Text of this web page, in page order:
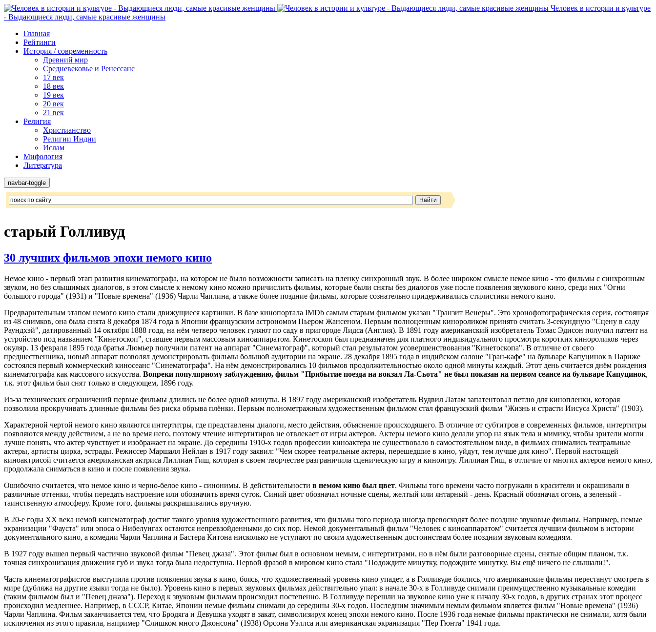
Человек в истории и культуре
- Выдающиеся люди, самые красивые женщины
Главная
Рейтинги
История / современность
Древний мир
Средневековье и Ренессанс
17 век
18 век
19 век
20 век
21 век
Религия
Христианство
Религии Индии
Ислам
Мифология
Литература
navbar-toggle
старый Голливуд
30 лучших фильмов эпохи немого кино
Немое кино - первый этап развития кинематографа, на котором не было возможности записать на пленку синхронный звук. В более широком смысле немое кино - это фильмы с синхронным
звуком, но без слышимых диалогов, в этом смысле к немому кино можно причислить фильмы, которые были сняты без диалогов уже после появления звукового кино, среди них "Огни
большого города" (1931) и "Новые времена" (1936) Чарли Чаплина, а также более поздние фильмы, которые сознательно придерживались стилистики немого кино.
Предварительным этапом немого кино стали движущиеся картинки. В базе кинопортала IMDb самым старым фильмом указан "Транзит Венеры". Это хронофотографическая серия, состоящая
из 48 снимков, она была снята 8 декабря 1874 года в Японии французским астрономом Пьером Жансеном. Первым полноценным кинороликом принято считать 3-секундную "Сцену в саду
Раундхэй", датированный 14 октября 1888 года, на нём четверо человек гуляют по саду в пригороде Лидса (Англия). В 1891 году американский изобретатель Томас Эдисон получил патент на
устройство под названием "Кинетоскоп", ставшее первым массовым киноаппаратом. Кинетоскоп был предназначен для платного индивидуального просмотра коротких кинороликов через
окуляр. 13 февраля 1895 года братья Люмьер получили патент на аппарат "Синематограф", который стал результатом усовершенствования "Кинетоскопа". В отличие от своего
предшественника, новый аппарат позволял демонстрировать фильмы большой аудитории на экране. 28 декабря 1895 года в индийском салоне "Гран-кафе" на бульваре Капуцинок в Париже
состоялся первый коммерческий киносеанс "Синематографа". На нём демонстрировались 10 фильмов продолжительностью около одной минуты каждый. Этот день считается днём рождения
кинематографа как массового искусства. Вопреки популярному заблуждению, фильм "Прибытие поезда на вокзал Ла-Сьота" не был показан на первом сеансе на бульваре Капуцинок,
т.к. этот фильм был снят только в следующем, 1896 году.
Из-за технических ограничений первые фильмы длились не более одной минуты. В 1897 году американский изобретатель Вудвил Латам запатентовал петлю для кинопленки, которая
позволила прокручивать длинные фильмы без риска обрыва плёнки. Первым полнометражным художественным фильмом стал французский фильм "Жизнь и страсти Иисуса Христа" (1903).
Характерной чертой немого кино являются интертитры, где представлены диалоги, место действия, объяснение происходящего. В отличие от субтитров в современных фильмов, интертитры
появляются между действием, а не во время него, поэтому чтение интертитиров не отвлекает от игры актеров. Актеры немого кино делали упор на язык тела и мимику, чтобы зрители могли
лучше понять, что актер чувствует и изображает на экране. До середины 1910-х годов профессии киноактера не существовало в самостоятельном виде, в фильмах снимались театральные
актеры, артисты цирка, эстрады. Режиссер Маршалл Нейлан в 1917 году заявил: "Чем скорее театральные актеры, перешедшие в кино, уйдут, тем лучше для кино". Первой настоящей
киноактрисой считается американская актриса Лиллиан Гиш, которая в своем творчестве разграничила сценическую игру и киноигру. Лиллиан Гиш, в отличие от многих актеров немого кино,
продолжала сниматься в кино и после появления звука.
Ошибочно считается, что немое кино и черно-белое кино - синонимы. В действительности в немом кино был цвет. Фильмы того времени часто погружали в красители и окрашивали в
различные оттенки, чтобы передать настроение или обозначить время суток. Синий цвет обозначал ночные сцены, желтый или янтарный - день. Красный обозначал огонь, а зеленый -
таинственную атмосферу. Кроме того, фильмы раскрашивались вручную.
В 20-е годы XX века немой кинематограф достиг такого уровня художественного развития, что фильмы того периода иногда превосходят более поздние звуковые фильмы. Например, немые
экранизации "Фауста" или эпоса о Нибелунгах остаются непревзойденными до сих пор. Немой документальный фильм "Человек с киноаппаратом" считается лучшим фильмом в истории
документального кино, а комедии Чарли Чаплина и Бастера Китона нисколько не уступают по своим художественным достоинствам более поздним звуковым комедиям.
В 1927 году вышел первый частично звуковой фильм "Певец джаза". Этот фильм был в основном немым, с интертитрами, но в нём были разговорные сцены, снятые общим планом, т.к.
точная синхронизация движения губ и звука тогда была недоступна. Первой фразой в мировом кино стала "Подождите минутку, подождите минутку. Вы ещё ничего не слышали!".
Часть кинематографистов выступила против появления звука в кино, боясь, что художественный уровень кино упадет, а в Голливуде боялись, что американские фильмы перестанут смотреть в
мире (дубляжа на другие языки тогда не было). Уровень кино в первых звуковых фильмах действительно упал: в начале 30-х в Голливуде снимали преимущественно музыкальные комедии
(таким фильмом был и "Певец джаза"). Переход к звуковым фильмам происходил постепенно. В Голливуде перешли на звуковое кино уже к началу 30-х годов, в других странах этот процесс
происходил медленнее. Например, в СССР, Китае, Японии немые фильмы снимали до середины 30-х годов. Последним значимым немым фильмом является фильм "Новые времена" (1936)
Чарли Чаплина. Фильм заканчивается тем, что Бродяга и Девушка уходят в закат, символизируя конец эпохи немого кино. После 1936 года немые фильмы практически не снимали, хотя были
исключения из этого правила, например "Слишком много Джонсона" (1938) Орсона Уэллса или американская экранизация "Пер Гюнта" 1941 года.